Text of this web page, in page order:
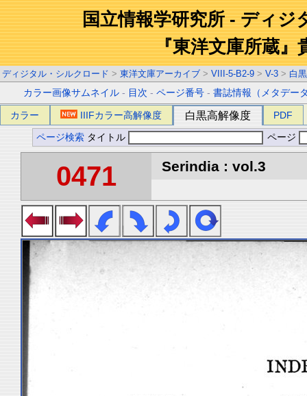
国立情報学研究所 - ディジ
『東洋文庫所蔵』
ディジタル・シルクロード > 東洋文庫アーカイブ > VIII-5-B2-9 > V-3 > 白
カラー画像サムネイル - 目次 -ページ番号 -書誌情報（メタデー
カラー IIIFカラー高解像度 白黒高解像度 PDF
ページ検索 タイトル ページ
0471 Serindia : vol.3